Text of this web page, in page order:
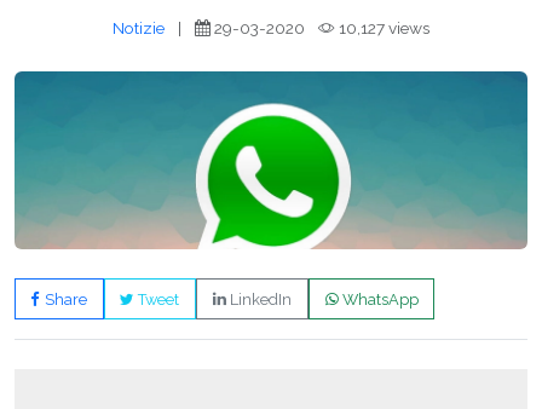
Notizie | 29-03-2020 10,127 views
Share Tweet LinkedIn WhatsApp